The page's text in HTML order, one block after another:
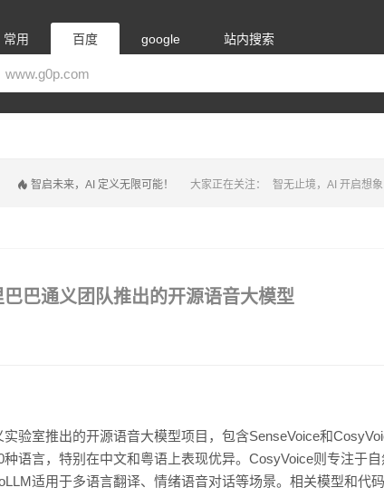
常用 百度 google 站内搜索
大家正在关注： 智无止境，AI 开启想象
智启未来，AI 定义无限可能！
巴通义团队推出的开源语音大模型
验室推出的开源语音大模型项目，包含SenseVoice和
语言，特别在中文和粤语上表现优异。CosyVoice则专注于
适用于多语言翻译、情绪语音对话等场景。相关模型和代